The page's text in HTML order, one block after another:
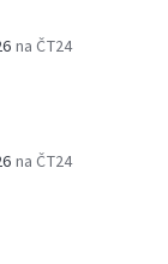
na ČT24
na ČT24